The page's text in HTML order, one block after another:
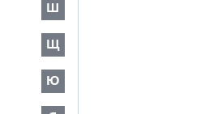
Ш
Щ
Ю